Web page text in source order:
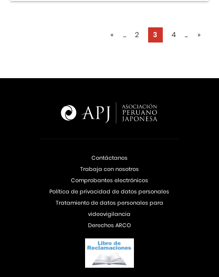
« ... 2 3 4 ... »
Contáctanos
Trabaja con nosotros
Comprobantes electrónicos
Política de privacidad de datos personales
Tratamiento de datos personales para
videovigilancia
Derechos ARCO